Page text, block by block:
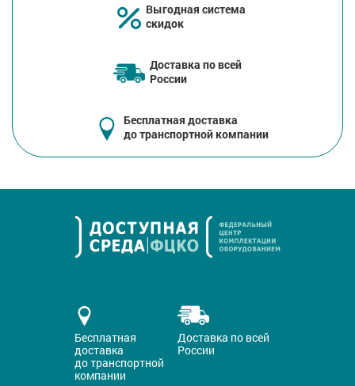
Выгодная система
скидок
Доставка по всей
России
Бесплатная доставка
до транспортной компании
Бесплатная
доставка
до транспортной
компании
Доставка по всей
России